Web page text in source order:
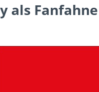
als Fanfahne